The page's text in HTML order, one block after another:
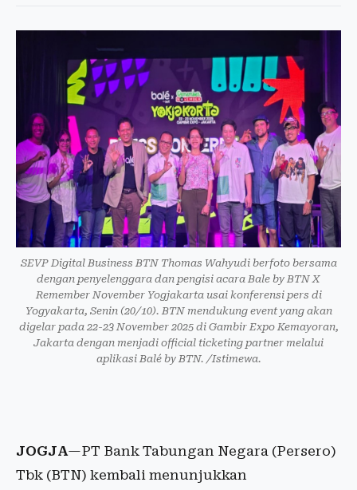
SEVP Digital Business BTN Thomas Wahyudi berfoto bersama
dengan penyelenggara dan pengisi acara Bale by BTN X
Remember November Yogjakarta usai konferensi pers di
Yogyakarta, Senin (20/10). BTN mendukung event yang akan
digelar pada 22-23 November 2025 di Gambir Expo Kemayoran,
Jakarta dengan menjadi official ticketing partner melalui
aplikasi Balé by BTN. /Istimewa.
JOGJA—PT Bank Tabungan Negara (Persero)
Tbk (BTN) kembali menunjukkan